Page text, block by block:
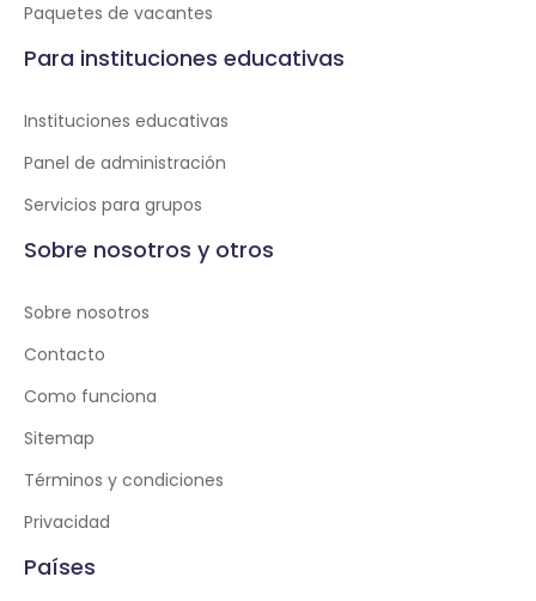
Paquetes de vacantes
Para instituciones educativas
Instituciones educativas
Panel de administración
Servicios para grupos
Sobre nosotros y otros
Sobre nosotros
Contacto
Como funciona
Sitemap
Términos y condiciones
Privacidad
Países